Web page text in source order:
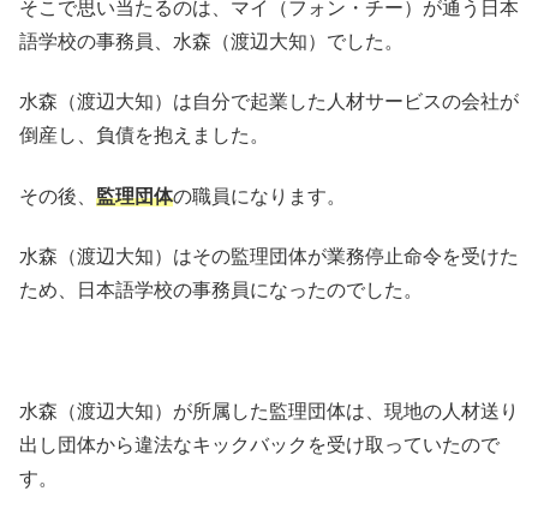
そこで思い当たるのは、マイ（フォン・チー）が通う日本
語学校の事務員、水森（渡辺大知）でした。
水森（渡辺大知）は自分で起業した人材サービスの会社が
倒産し、負債を抱えました。
その後、 監理団体の職員になります。
水森（渡辺大知）はその監理団体が業務停止命令を受けた
ため、日本語学校の事務員になったのでした。
水森（渡辺大知）が所属した監理団体は、現地の人材送り
出し団体から違法なキックバックを受け取っていたので
す。